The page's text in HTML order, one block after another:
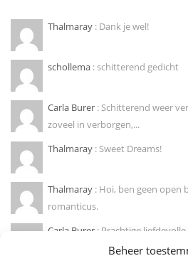
Beheer
Thalmaray : Dank je wel!
schollema : schitterend gedicht
Carla Burer : Schitterend weer
zoveel in verborgen,...
Thalmaray : Sweet Dreams!
Thalmaray : Hoi, ben geen open
romanticus.
Carla Burer : Prachtige
doen mij wegdromen naar...